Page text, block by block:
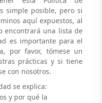
simple posible, pero si
aquí expuestos, al
encontrará una lista de
es importante para el
por favor, tómese un
prácticas y si tiene
con nosotros.
se explica:
y por qué la